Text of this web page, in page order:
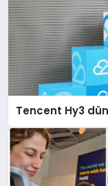
Tencent Hy3